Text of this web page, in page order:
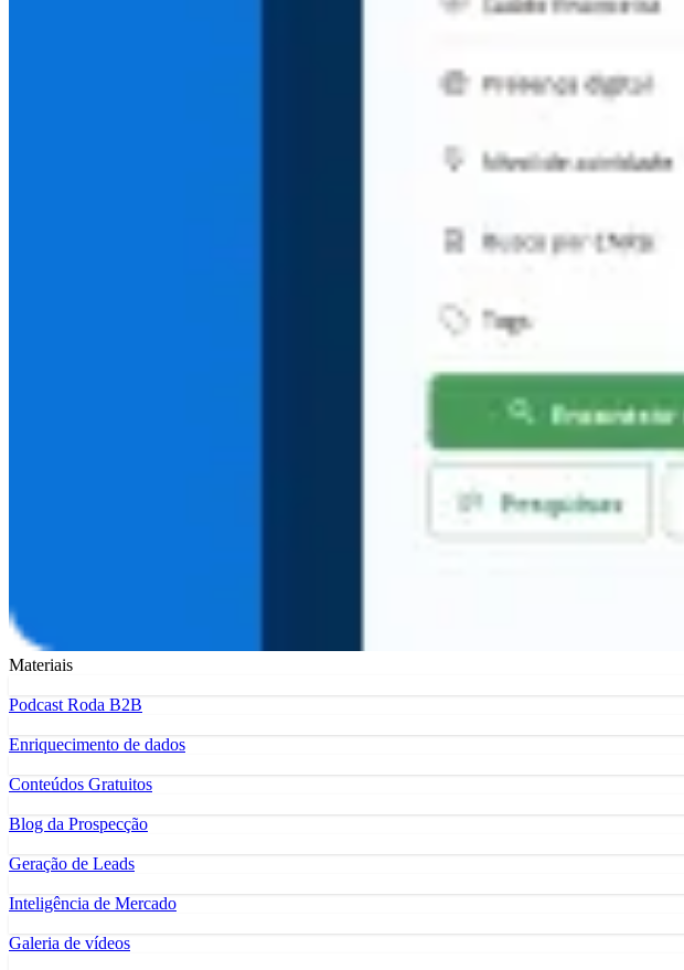
Materiais
Podcast Roda B2B
Enriquecimento de dados
Conteúdos Gratuitos
Blog da Prospecção
Geração de Leads
Inteligência de Mercado
Galeria de vídeos